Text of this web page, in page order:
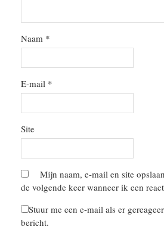
Naam *
E-mail *
Site
Mijn naam, e-mail en site
de volgende keer wanneer ik een
Stuur me een e-mail als er
bericht.